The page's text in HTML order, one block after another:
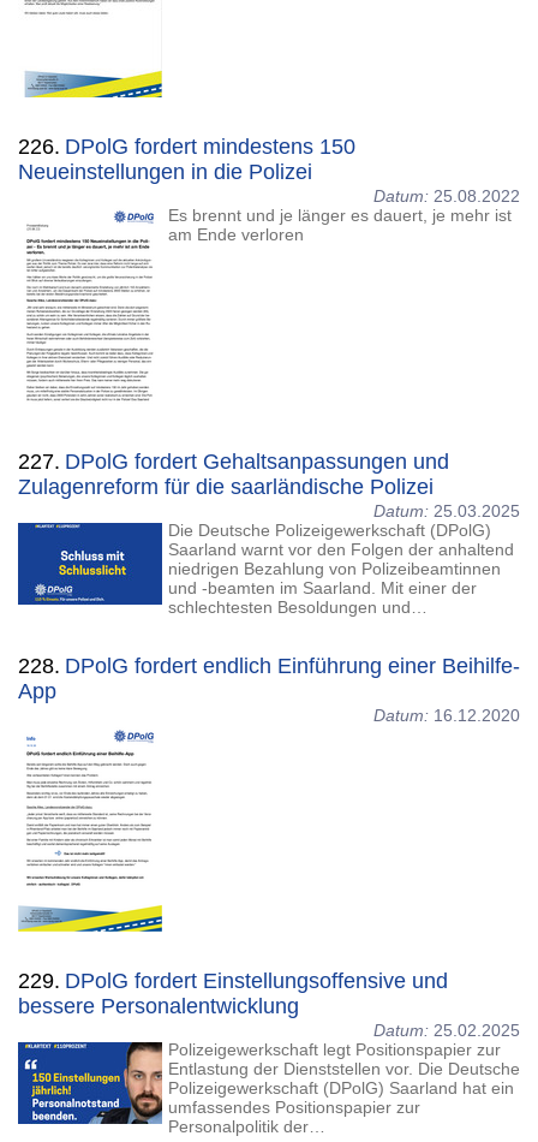
226. DPolG fordert mindestens 150
Neueinstellungen in die Polizei
Datum: 25.08.2022
Es brennt und je länger es dauert, je mehr ist
am Ende verloren
227. DPolG fordert Gehaltsanpassungen und
Zulagenreform für die saarländische Polizei
Datum: 25.03.2025
Die Deutsche Polizeigewerkschaft (DPolG)
Saarland warnt vor den Folgen der anhaltend
niedrigen Bezahlung von Polizeibeamtinnen
und -beamten im Saarland. Mit einer der
schlechtesten Besoldungen und…
228. DPolG fordert endlich Einführung einer Beihilfe-
App
Datum: 16.12.2020
229. DPolG fordert Einstellungsoffensive und
bessere Personalentwicklung
Datum: 25.02.2025
Polizeigewerkschaft legt Positionspapier zur
Entlastung der Dienststellen vor. Die Deutsche
Polizeigewerkschaft (DPolG) Saarland hat ein
umfassendes Positionspapier zur
Personalpolitik der…